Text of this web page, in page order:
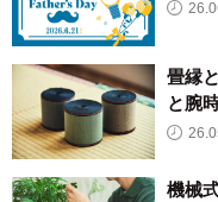
畳縁
と腕
機械